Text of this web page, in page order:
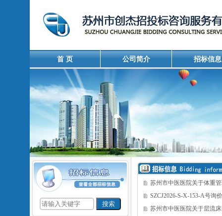
首 页 公司简介 招标信息
苏州市中医医院关于体重
SZCJ2026-S-X-153-A号询
苏州市中医医院关于层流